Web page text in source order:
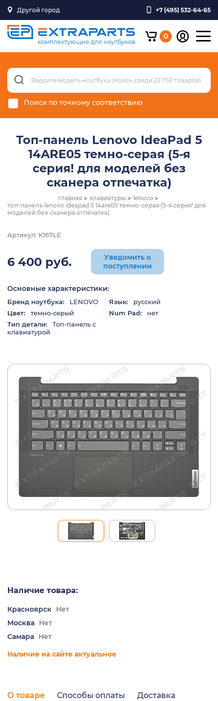
Другой город +7 (495) 532-64-65
0
Поиск по точному соответствию
Топ-панель Lenovo IdeaPad 5
14ARE05 темно-серая (5-я
серия! для моделей без
сканера отпечатка)
главная клавиатуры
lenovo
топ-панель lenovo ideapad 5 14are05 темно-серая (5-я серия! для
моделей без сканера отпечатка)
Артикул: K167LE
6 400 руб.
Уведомить о
поступлении
Основные характеристики:
Бренд ноутбука: LENOVO Язык:
русский
Цвет:
темно-серый Num Pad:
нет
Тип детали:
Топ-панель с
клавиатурой
Наличие товара:
Красноярск Нет
Москва Нет
Самара Нет
Наличие на сайте актуальное
О товаре Способы оплаты Доставка